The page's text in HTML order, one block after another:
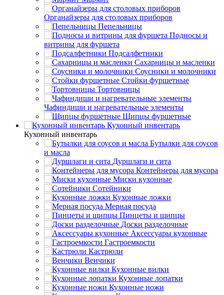
Органайзеры для столовых приборов
Пепельницы
Подносы и
витрины для фуршета
Подсалфетники
Сахарницы и масленки
Соусники и молочники
Стойки фуршетные
Тортовницы
Чафиндиши и нагревательные элементы
Щипцы фуршетные
Кухонный инвентарь
Кухонный инвентарь
Бутылки для соусов
и масла
Дуршлаги и сита
Контейнеры для мусора
Миски кухонные
Сотейники
Кухонные ложки
Мерная посуда
Пинцеты и щипцы
Доски разделочные
Аксессуары кухонные
Гастроемкости
Кастрюли
Венчики
Кухонные вилки
Кухонные лопатки
Кухонные ножи